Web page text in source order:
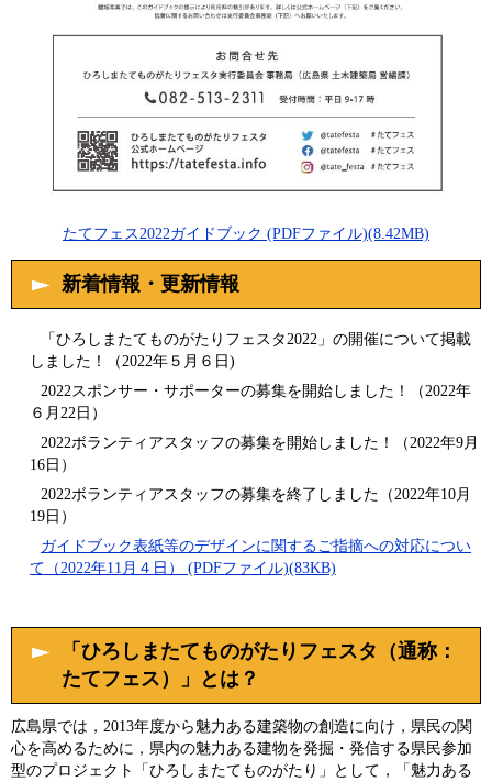
たてフェス2022ガイドブック (PDFファイル)(8.42MB)
新着情報・更新情報
「ひろしまたてものがたりフェスタ2022」の開催について掲載
しました！（2022年５月６日)
2022スポンサー・サポーターの募集を開始しました！（2022年
６月22日）
2022ボランティアスタッフの募集を開始しました！（2022年9月
16日）
2022ボランティアスタッフの募集を終了しました（2022年10月
19日）
ガイドブック表紙等のデザインに関するご指摘への対応につい
て（2022年11月４日） (PDFファイル)(83KB)
「ひろしまたてものがたりフェスタ（通称：
たてフェス）」とは？
広島県では，2013年度から魅力ある建築物の創造に向け，県民の関
心を高めるために，県内の魅力ある建物を発掘・発信する県民参加
型のプロジェクト「ひろしまたてものがたり」として，「魅力ある